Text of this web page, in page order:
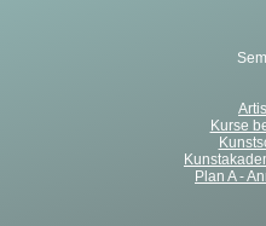
Kurse
Plan A -